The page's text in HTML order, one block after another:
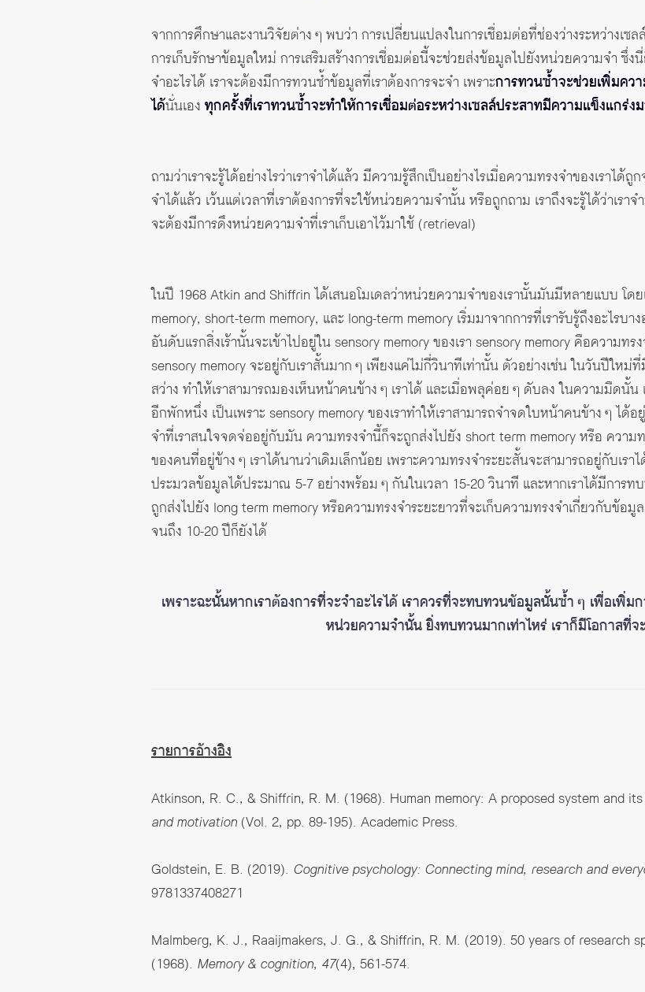
จากการศึกษาและงานวิจัยต่าง ๆ พบว่า การเปลี่ยนแปลงในการเชื่อมต่อที่ช่องว่างระหว่างเซ
การเก็บรักษาข้อมูลใหม่ การเสริมสร้างการเชื่อมต่อนี้จะช่วยส่งข้อมูลไปยังหน่วยความจำ ซึ่ง
จำอะไรได้ เราจะต้องมีการทวนซ้ำข้อมูลที่เราต้องการจะจำ เพราะการทวนซ้ำจะช่วยเพิ่มคว
ได้นั่นเอง ทุกครั้งที่เราทวนซ้ำจะทำให้การเชื่อมต่อระหว่างเซลล์ประสาทมีความแข็งแกร่ง
ถามว่าเราจะรู้ได้อย่างไรว่าเราจำได้แล้ว มีความรู้สึกเป็นอย่างไรเมื่อความทรงจำของเราได้
จำได้แล้ว เว้นแต่เวลาที่เราต้องการที่จะใช้หน่วยความจำนั้น หรือถูกถาม เราถึงจะรู้ได้ว่าเร
จะต้องมีการดึงหน่วยความจำที่เราเก็บเอาไว้มาใช้ (retrieval)
ในปี 1968 Atkin and Shiffrin ได้เสนอโมเดลว่าหน่วยความจำของเรานั้นมันมีหลายแบบ โด
memory, short-term memory, และ long-term memory เริ่มมาจากการที่เรารับรู้ถึงอะไรบา
อันดับแรกสิ่งเร้านั้นจะเข้าไปอยู่ใน sensory memory ของเรา sensory memory คือความท
sensory memory จะอยู่กับเราสั้นมาก ๆ เพียงแค่ไม่กี่วินาทีเท่านั้น ตัวอย่างเช่น ในวันปีใ
สว่าง ทำให้เราสามารถมองเห็นหน้าคนข้าง ๆ เราได้ และเมื่อพลุค่อย ๆ ดับลง ในความมืดนั้น
อีกพักหนึ่ง เป็นเพราะ sensory memory ของเราทำให้เราสามารถจำจดใบหน้าคนข้าง ๆ ไ
จำที่เราสนใจจดจ่ออยู่กับมัน ความทรงจำนี้ก็จะถูกส่งไปยัง short term memory หรือ ความ
ของคนที่อยู่ข้าง ๆ เราได้นานว่าเดิมเล็กน้อย เพราะความทรงจำระยะสั้นจะสามารถอยู่กับเรา
ประมวลข้อมูลได้ประมาณ 5-7 อย่างพร้อม ๆ กันในเวลา 15-20 วินาที และหากเราได้มีการ
ถูกส่งไปยัง long term memory หรือความทรงจำระยะยาวที่จะเก็บความทรงจำเกี่ยวกับข้อมู
จนถึง 10-20 ปีก็ยังได้
เพราะฉะนั้นหากเราต้องการที่จะจำอะไรได้ เราควรที่จะทบทวนข้อมูลนั้นซ้ำ ๆ เพื่อเพิ่ม
หน่วยความจำนั้น ยิ่งทบทวนมากเท่าไหร่ เราก็มีโอกาสที่
รายการอ้างอิง
Atkinson, R. C., & Shiffrin, R. M. (1968). Human memory: A proposed system and
and motivation (Vol. 2, pp. 89-195). Academic Press.
Goldstein, E. B. (2019). Cognitive psychology: Connecting mind, research and
9781337408271
Malmberg, K. J., Raaijmakers, J. G., & Shiffrin, R. M. (2019). 50 years of research
(1968). Memory & cognition, 47(4), 561-574.